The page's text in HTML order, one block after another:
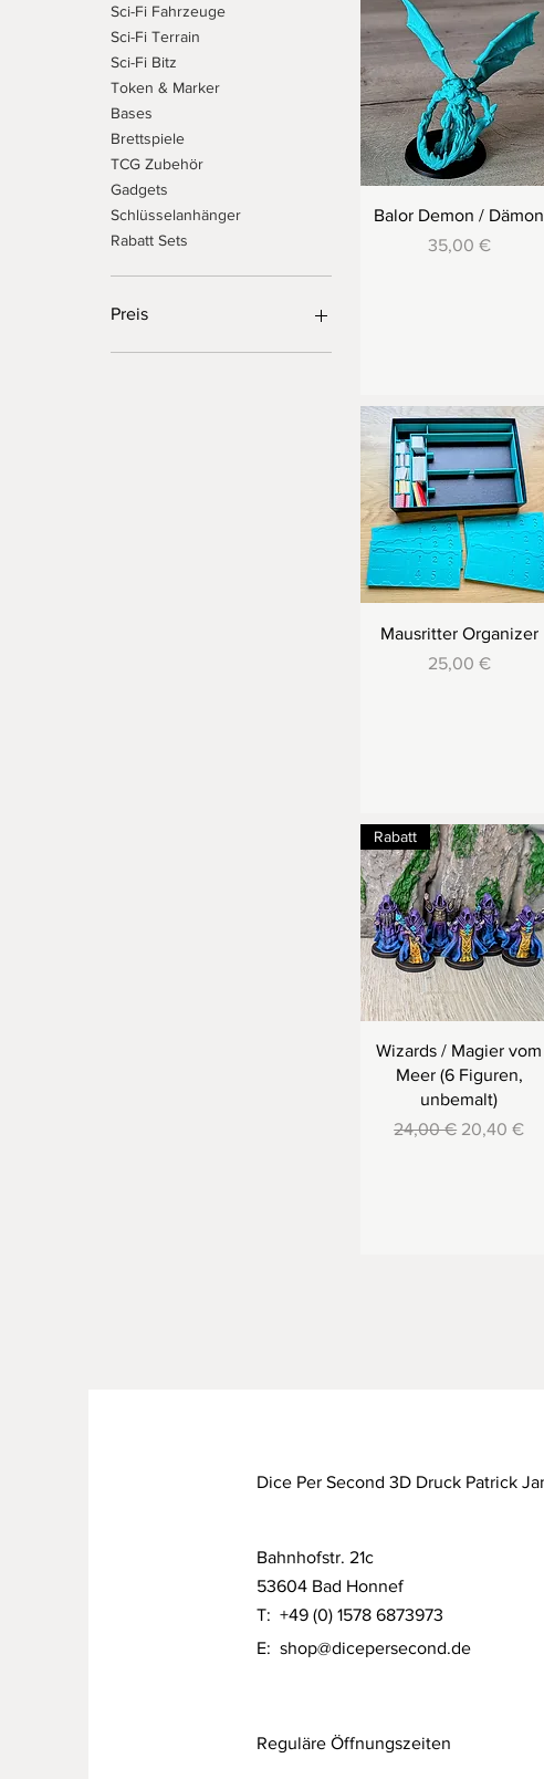
Sci-Fi Fahrzeuge
Sci-Fi Terrain
Sci-Fi Bitz
Token & Marker
Bases
Brettspiele
TCG Zubehör
Gadgets
Schlüsselanhänger
Rabatt Sets
Preis
Balor Demon / Dämon
Preis
35,00 €
Mausritter Organizer
Preis
25,00 €
Rabatt
Wizards / Magier vom
Meer (6 Figuren,
unbemalt)
Standardpreis
24,00 € Sale-Preis
20,40 €
Dice Per Second 3D Druck Patrick
Bahnhofstr. 21c
53604 Bad Honnef
T: +49 (0) 1578 6873973
E: shop@dicepersecond.de
Reguläre Öffnungszeiten